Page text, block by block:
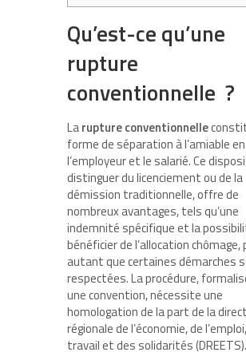
Qu’est-ce qu’une
rupture
conventionnelle ?
Larupture conventionnelle
forme de séparation à l’amiable
l’employeur et le salarié. Ce
distinguer du licenciement ou de la
démission traditionnelle, offre de
nombreux avantages, tels qu’une
indemnité spécifique et la
bénéficier de l’allocation chômage,
autant que certaines démarches
respectées. La procédure,
une convention, nécessite une
homologation de la part de la
régionale de l’économie, de
travail et des solidarités (DREETS).